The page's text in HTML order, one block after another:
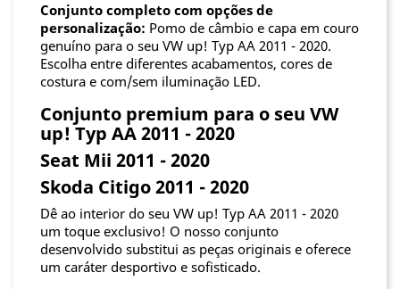
Conjunto completo com opções de
personalização: Pomo de câmbio e capa em couro
genuíno para o seu VW up! Typ AA 2011 - 2020.
Escolha entre diferentes acabamentos, cores de
costura e com/sem iluminação LED.
Conjunto premium para o seu VW
up! Typ AA 2011 - 2020
Seat Mii 2011 - 2020
Skoda Citigo 2011 - 2020
Dê ao interior do seu VW up! Typ AA 2011 - 2020
um toque exclusivo! O nosso conjunto
desenvolvido substitui as peças originais e oferece
um caráter desportivo e sofisticado.